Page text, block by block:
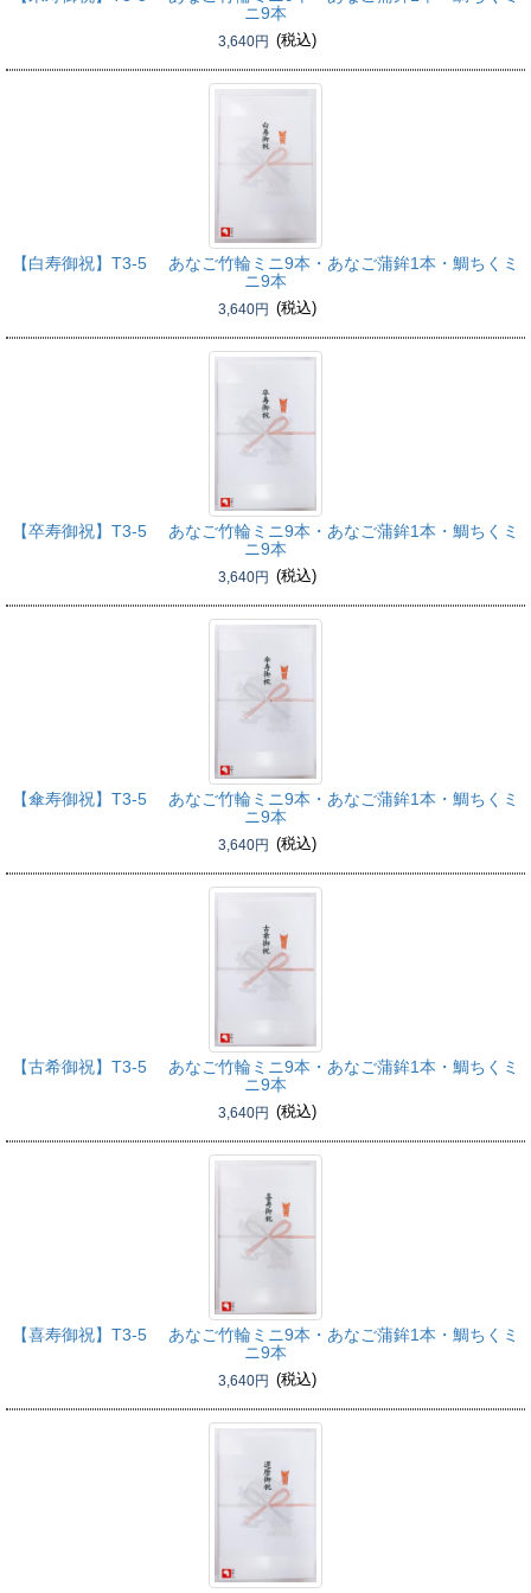
ニ9本
3,640円 (税込)
【白寿御祝】 T3-5 あなご竹輪ミニ9本・あなご蒲鉾1本・鯛ちくミ
ニ9本
3,640円 (税込)
【卒寿御祝】 T3-5 あなご竹輪ミニ9本・あなご蒲鉾1本・鯛ちくミ
ニ9本
3,640円 (税込)
【傘寿御祝】 T3-5 あなご竹輪ミニ9本・あなご蒲鉾1本・鯛ちくミ
ニ9本
3,640円 (税込)
【古希御祝】 T3-5 あなご竹輪ミニ9本・あなご蒲鉾1本・鯛ちくミ
ニ9本
3,640円 (税込)
【喜寿御祝】 T3-5 あなご竹輪ミニ9本・あなご蒲鉾1本・鯛ちくミ
ニ9本
3,640円 (税込)